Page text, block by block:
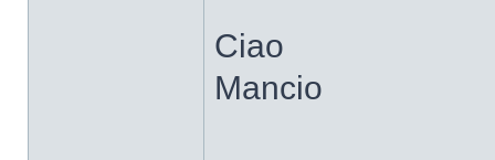
Ciao
Mancio